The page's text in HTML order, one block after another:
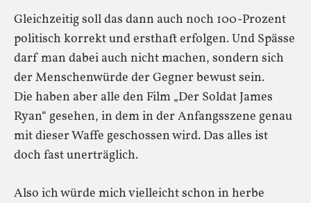
Gleichzeitig soll das dann auch noch 100-Prozent
politisch korrekt und ersthaft erfolgen. Und Spässe
darf man dabei auch nicht machen, sondern sich
der Menschenwürde der Gegner bewust sein.
Die haben aber alle den Film „Der Soldat James
Ryan“ gesehen, in dem in der Anfangsszene genau
mit dieser Waffe geschossen wird. Das alles ist
doch fast unerträglich.
Also ich würde mich vielleicht schon in herbe